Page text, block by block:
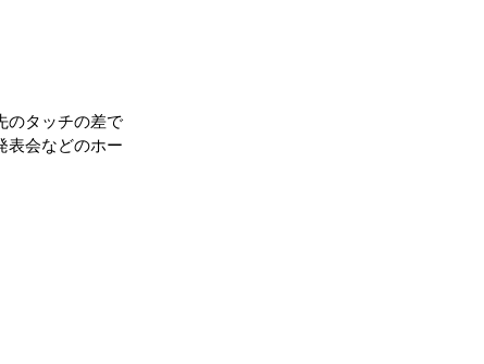
のタッチの差で
表会などのホー